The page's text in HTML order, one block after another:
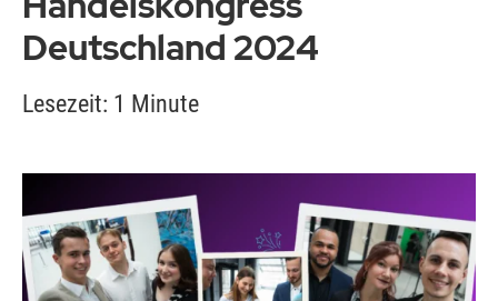
Deutschland 2024
Lesezeit: 1 Minute